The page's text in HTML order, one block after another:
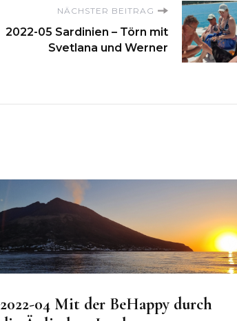
NÄCHSTER BEITRAG
2022-05 Sardinien – Törn mit
Svetlana und Werner
2022-04 Mit der BeHappy durch